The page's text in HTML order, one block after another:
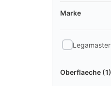
Marke
Legamaster
Oberflaeche (1)